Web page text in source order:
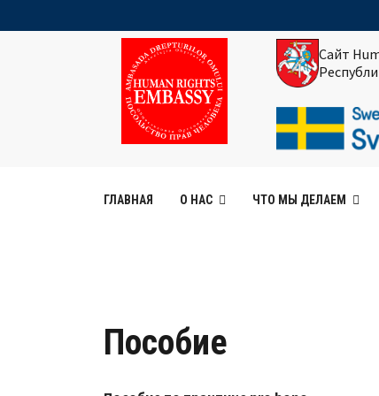
Сайт
ГЛАВНАЯ О НАС ЧТО МЫ ДЕЛАЕМ
Пособие